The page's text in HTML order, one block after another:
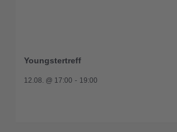
Youngstertreff
12.08. @ 17:00 - 19:00